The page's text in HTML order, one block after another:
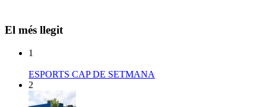
El més llegit
1
ESPORTS CAP DE SETMANA
2